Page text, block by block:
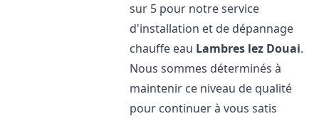
sur 5 pour notre service
d'installation et de dépannage
chauffe eau Lambres lez Douai.
Nous sommes déterminés à
maintenir ce niveau de qualité
pour continuer à vous satis